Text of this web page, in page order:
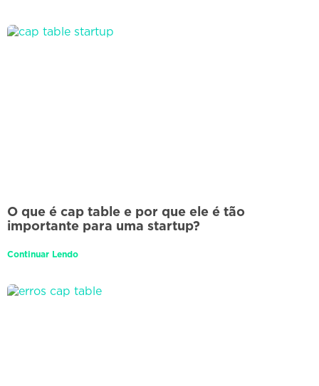
O que é cap table e por que ele é tão
importante para uma startup?
Continuar Lendo